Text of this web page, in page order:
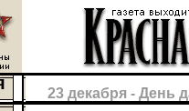
23 декабря - День